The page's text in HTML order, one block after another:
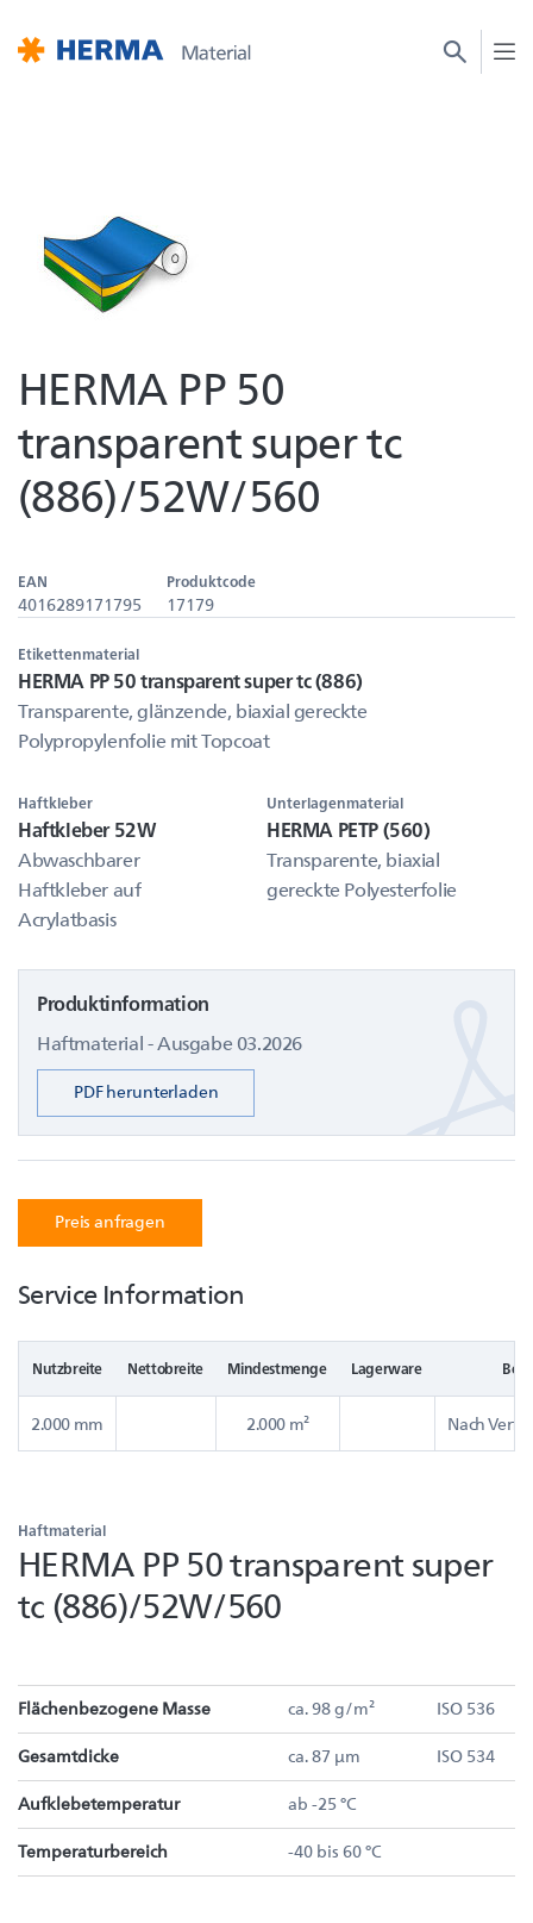
HERMA PP 50
transparent super tc
(886)/52W/560
EAN
4016289171795
Produktcode
17179
Etikettenmaterial
HERMA PP 50 transparent super tc (886)
Transparente, glänzende, biaxial gereckte
Polypropylenfolie mit Topcoat
Haftkleber
Haftkleber 52W
Abwaschbarer
Haftkleber auf
Acrylatbasis
Unterlagenmaterial
HERMA PETP (560)
Transparente, biaxial
gereckte Polyesterfolie
Produktinformation
Haftmaterial - Ausgabe 03.2026
PDF herunterladen
Preis anfragen
Service Information
Nutzbreite Nettobreite Mindestmenge Lagerware
2.000 mm 2.000 m² Nach
Haftmaterial
HERMA PP 50 transparent super
tc (886)/52W/560
Flächenbezogene Masse ca. 98 g/m² ISO 536
Gesamtdicke ca. 87 µm ISO 534
Aufklebetemperatur ab -25 °C
Temperaturbereich -40 bis 60 °C